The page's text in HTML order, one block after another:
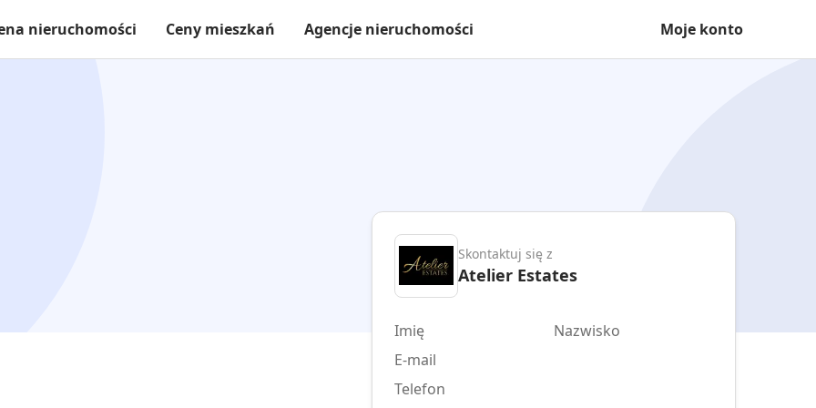
nieruchomości Ceny mieszkań Agencje nieruchomości Moje konto
Skontaktuj się z
Atelier Estates